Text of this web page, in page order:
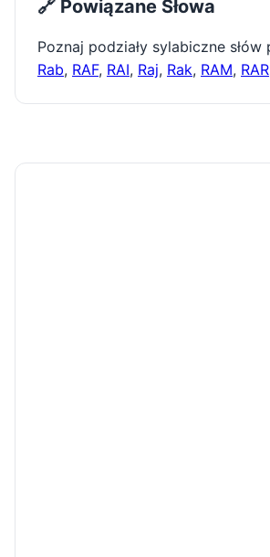
🔗 Powiązane Słowa
Poznaj podziały sylabiczne
Rab, RAF, RAI, Raj, Rak, RAM, RAR